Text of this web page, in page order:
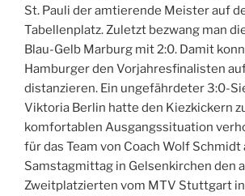
St. Pauli der amtierende Meister auf
Tabellenplatz. Zuletzt bezwang man
Blau-Gelb Marburg mit 2:0. Damit
Hamburger den Vorjahresfinalisten
distanzieren. Ein ungefährdeter 3:0-
Viktoria Berlin hatte den Kiezkickern
komfortablen Ausgangssituation
für das Team von Coach Wolf Schmidt
Samstagmittag in Gelsenkirchen den
Zweitplatzierten vom MTV Stuttgart in